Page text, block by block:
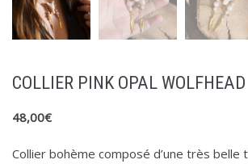
COLLIER PINK OPAL WOLFHEAD
48,00€
Collier bohème composé d’une très belle